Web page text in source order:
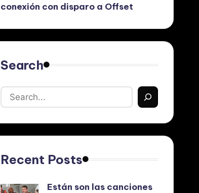
conexión con disparo a Offset
Search
Recent Posts
Están son las canciones